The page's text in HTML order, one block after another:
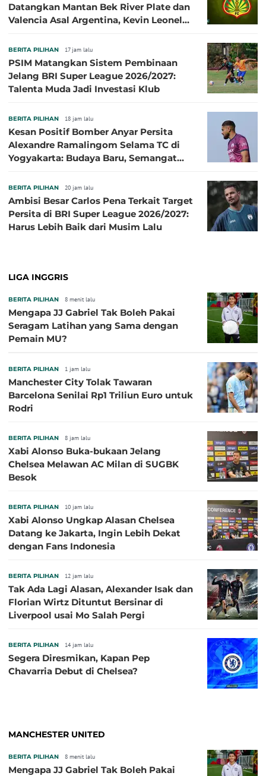
Datangkan Mantan Bek River Plate dan
Valencia Asal Argentina, Kevin Leonel
BERITA PILIHAN 17 jam lalu
PSIM Matangkan Sistem Pembinaan
Jelang BRI Super League 2026/2027:
Talenta Muda Jadi Investasi Klub
BERITA PILIHAN 18 jam lalu
Kesan Positif Bomber Anyar Persita
Alexandre Ramalingom Selama TC di
Yogyakarta: Budaya Baru, Semangat
BERITA PILIHAN 20 jam lalu
Ambisi Besar Carlos Pena Terkait Target
Persita di BRI Super League 2026/2027:
Harus Lebih Baik dari Musim Lalu
LIGA INGGRIS
BERITA PILIHAN 8 menit lalu
Mengapa JJ Gabriel Tak Boleh Pakai
Seragam Latihan yang Sama dengan
Pemain MU?
BERITA PILIHAN 1 jam lalu
Manchester City Tolak Tawaran
Barcelona Senilai Rp1 Triliun Euro untuk
Rodri
BERITA PILIHAN 8 jam lalu
Xabi Alonso Buka-bukaan Jelang
Chelsea Melawan AC Milan di SUGBK
Besok
BERITA PILIHAN 10 jam lalu
Xabi Alonso Ungkap Alasan Chelsea
Datang ke Jakarta, Ingin Lebih Dekat
dengan Fans Indonesia
BERITA PILIHAN 12 jam lalu
Tak Ada Lagi Alasan, Alexander Isak dan
Florian Wirtz Dituntut Bersinar di
Liverpool usai Mo Salah Pergi
BERITA PILIHAN 14 jam lalu
Segera Diresmikan, Kapan Pep
Chavarria Debut di Chelsea?
MANCHESTER UNITED
BERITA PILIHAN 8 menit lalu
Mengapa JJ Gabriel Tak Boleh Pakai